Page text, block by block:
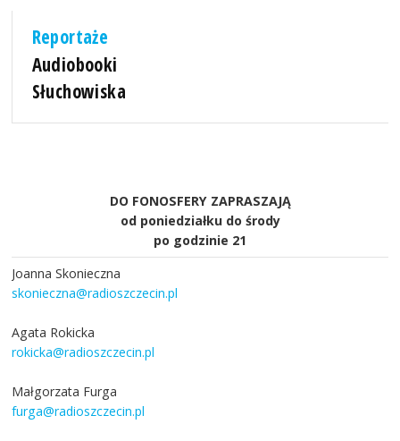
Reportaże
Audiobooki
Słuchowiska
DO FONOSFERY ZAPRASZAJĄ
od poniedziałku do środy
po godzinie 21
Joanna Skonieczna
skonieczna@radioszczecin.pl
Agata Rokicka
rokicka@radioszczecin.pl
Małgorzata Furga
furga@radioszczecin.pl